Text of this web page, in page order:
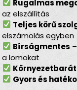
Rugalmas
az elszállítás
Teljes körű
elszámolás egyben
Bírságmentes
a lomokat
Környezetbarát
Gyors és